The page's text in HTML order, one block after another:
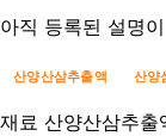
아직 등록된 설명
산양산삼추출액 산양
재료 산양산삼추출